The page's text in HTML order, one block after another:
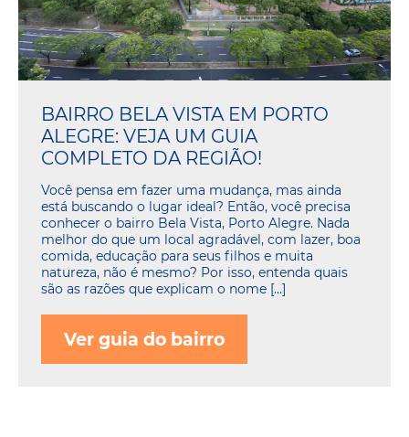
BAIRRO BELA VISTA EM PORTO
ALEGRE: VEJA UM GUIA
COMPLETO DA REGIÃO!
Você pensa em fazer uma mudança, mas ainda
está buscando o lugar ideal? Então, você precisa
conhecer o bairro Bela Vista, Porto Alegre. Nada
melhor do que um local agradável, com lazer, boa
comida, educação para seus filhos e muita
natureza, não é mesmo? Por isso, entenda quais
são as razões que explicam o nome […]
Ver guia do bairro